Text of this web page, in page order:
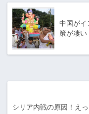
中国がイ
策が凄い
シリア内戦の原因！え